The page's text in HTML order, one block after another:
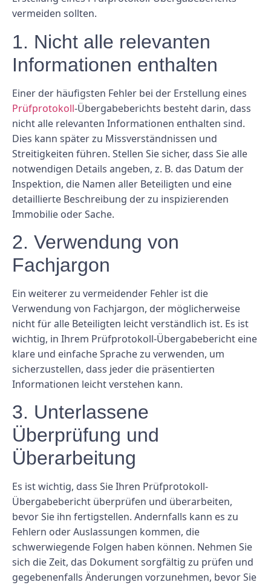
vermeiden sollten.
1. Nicht alle relevanten
Informationen enthalten
Einer der häufigsten Fehler bei der Erstellung eines
Prüfprotokoll-Übergabeberichts besteht darin, dass
nicht alle relevanten Informationen enthalten sind.
Dies kann später zu Missverständnissen und
Streitigkeiten führen. Stellen Sie sicher, dass Sie alle
notwendigen Details angeben, z. B. das Datum der
Inspektion, die Namen aller Beteiligten und eine
detaillierte Beschreibung der zu inspizierenden
Immobilie oder Sache.
2. Verwendung von
Fachjargon
Ein weiterer zu vermeidender Fehler ist die
Verwendung von Fachjargon, der möglicherweise
nicht für alle Beteiligten leicht verständlich ist. Es ist
wichtig, in Ihrem Prüfprotokoll-Übergabebericht eine
klare und einfache Sprache zu verwenden, um
sicherzustellen, dass jeder die präsentierten
Informationen leicht verstehen kann.
3. Unterlassene
Überprüfung und
Überarbeitung
Es ist wichtig, dass Sie Ihren Prüfprotokoll-
Übergabebericht überprüfen und überarbeiten,
bevor Sie ihn fertigstellen. Andernfalls kann es zu
Fehlern oder Auslassungen kommen, die
schwerwiegende Folgen haben können. Nehmen Sie
sich die Zeit, das Dokument sorgfältig zu prüfen und
gegebenenfalls Änderungen vorzunehmen, bevor Sie